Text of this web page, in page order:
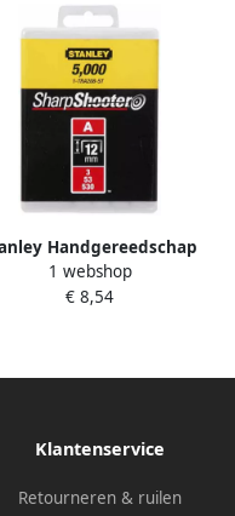
Handgereedschap
8mm Type A 5000
Stuks 1-TRA205-5T
1 webshop
€ 8,54
Klantenservice
Retourneren & ruilen